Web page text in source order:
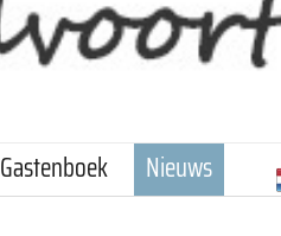
Gastenboek Nieuws